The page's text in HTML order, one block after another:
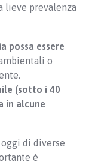
lieve prevalenza
possa essere
o
(sotto i 40
in alcune
di diverse
è